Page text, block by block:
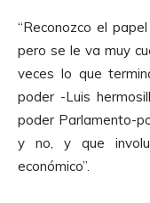
c
t
o
r
d
e
“Reconozco el
pero se le va muy
veces lo que
poder -Luis
poder Parlamento-
y no, y que
económico”.